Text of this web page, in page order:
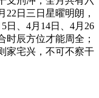
22日三日星曜明朗，
日、4月14日、4月26
时辰方位才能周全；
家宅兴，不可不察干